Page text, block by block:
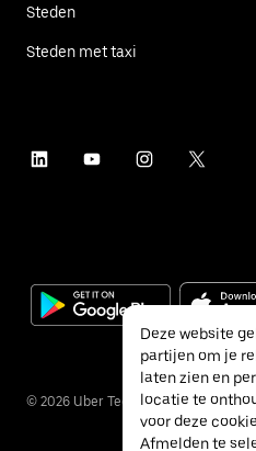
Steden
Steden met taxi
© 2026 Uber Technologies Inc.
Deze website
partijen om je
laten zien en
locatie te
voor deze
Afmelden te